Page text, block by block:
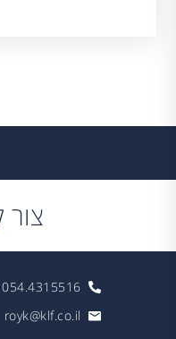
054.4315516
royk@klf.co.il